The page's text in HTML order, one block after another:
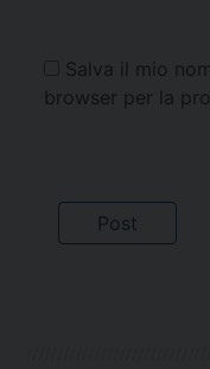
Salva il mio
browser per la